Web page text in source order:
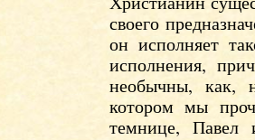
своего
он исполняет
исполнения,
необычны, как,
котором мы
темнице,